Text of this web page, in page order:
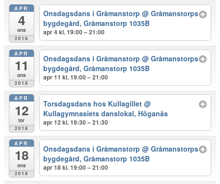
APR
4
ons
2018
Onsdagsdans i Gråmanstorp@ Gråmanstorps
bygdegård, Gråmanstorp 1035B
apr 4 kl. 19:00 – 21:00
APR
11
ons
2018
Onsdagsdans i Gråmanstorp@ Gråmanstorps
bygdegård, Gråmanstorp 1035B
apr 11 kl. 19:00 – 21:00
APR
12
tor
2018
Torsdagsdans hos Kullagillet@
Kullagymnasiets danslokal, Höganäs
apr 12 kl. 19:30 – 21:30
APR
18
ons
2018
Onsdagsdans i Gråmanstorp@ Gråmanstorps
bygdegård, Gråmanstorp 1035B
apr 18 kl. 19:00 – 21:00